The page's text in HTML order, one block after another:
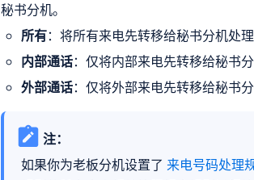
秘书分机。
所有：将所有来电先转移给秘书分机处
内部通话：仅将内部来电先转移给秘书
外部通话：仅将外部来电先转移给秘书
注：
如果你为老板分机设置了 来电号码处理